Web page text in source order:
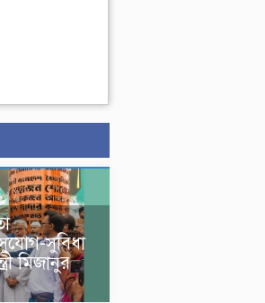
সুবিধা
মিজানুর